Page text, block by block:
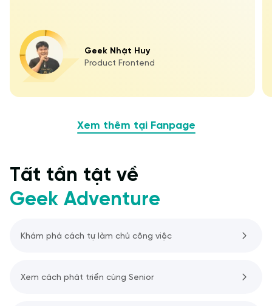
Geek Nhật Huy
Product Frontend
Xem thêm tại Fanpage
Tất tần tật về
Geek Adventure
Khám phá cách tự làm chủ công việc
Xem cách phát triển cùng Senior